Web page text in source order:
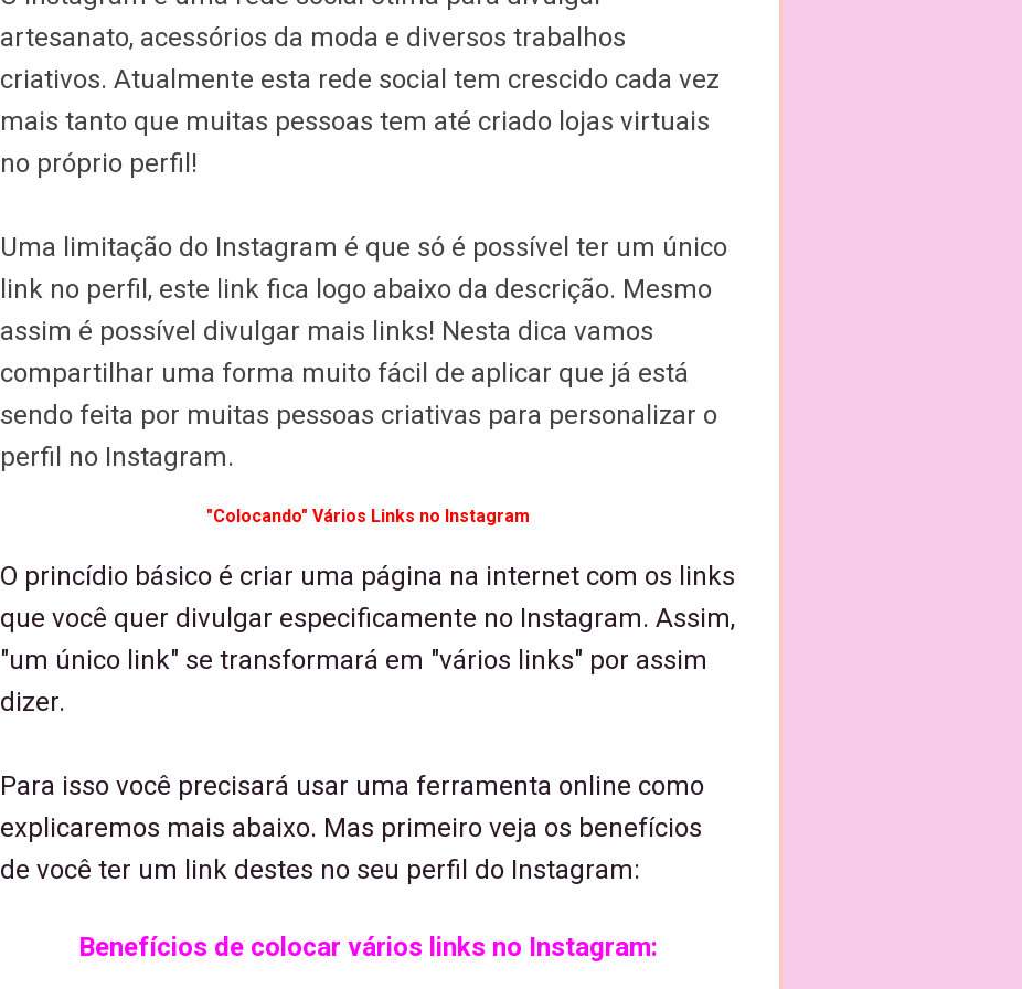
artesanato, acessórios da moda e diversos trabalhos
criativos. Atualmente esta rede social tem crescido cada vez
mais tanto que muitas pessoas tem até criado lojas virtuais
no próprio perfil!
Uma limitação do Instagram é que só é possível ter um único
link no perfil, este link fica logo abaixo da descrição. Mesmo
assim é possível divulgar mais links! Nesta dica vamos
compartilhar uma forma muito fácil de aplicar que já está
sendo feita por muitas pessoas criativas para personalizar o
perfil no Instagram.
"Colocando" Vários Links no Instagram
O princídio básico é criar uma página na internet com os links
que você quer divulgar especificamente no Instagram. Assim,
"um único link" se transformará em "vários links" por assim
dizer.
Para isso você precisará usar uma ferramenta online como
explicaremos mais abaixo. Mas primeiro veja os benefícios
de você ter um link destes no seu perfil do Instagram:
Benefícios de colocar vários links no Instagram: